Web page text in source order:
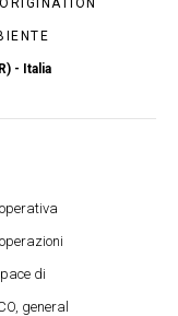
- Italia
di
general